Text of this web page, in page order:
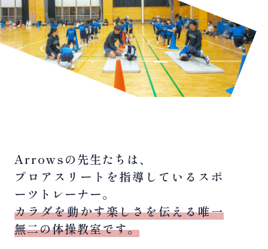
Arrowsの先生たちは、
プロアスリートを指導しているスポ
ーツトレーナー。
カラダを動かす楽しさを伝える唯一
無二の体操教室です。